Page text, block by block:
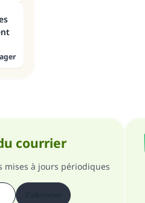
courrier
mises à jours périodiques